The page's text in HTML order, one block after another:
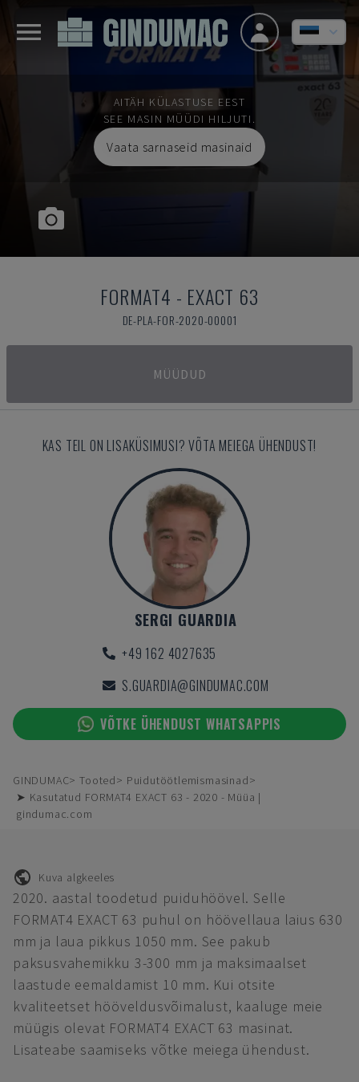
AITÄH KÜLASTUSE EEST
SEE MASIN MÜÜDI HILJUTI.
Vaata sarnaseid masinaid
FORMAT4 - EXACT 63
DE-PLA-FOR-2020-00001
MÜÜDUD
KAS TEIL ON LISAKÜSIMUSI? VÕTA MEIEGA ÜHENDUST!
SERGI GUARDIA
+49 162 4027635
S.GUARDIA@GINDUMAC.COM
VÕTKE ÜHENDUST WHATSAPPIS
GINDUMAC Tooted
Puidutöötlemismasinad
➤ Kasutatud FORMAT4 EXACT 63 - 2020 - Müüa |
gindumac.com
Kuva algkeeles
2020. aastal toodetud puiduhöövel. Selle
FORMAT4 EXACT 63 puhul on höövellaua laius 630
mm ja laua pikkus 1050 mm. See pakub
paksusvahemikku 3-300 mm ja maksimaalset
laastude eemaldamist 10 mm. Kui otsite
kvaliteetset hööveldusvõimalust, kaaluge meie
müügis olevat FORMAT4 EXACT 63 masinat.
Lisateabe saamiseks võtke meiega ühendust.